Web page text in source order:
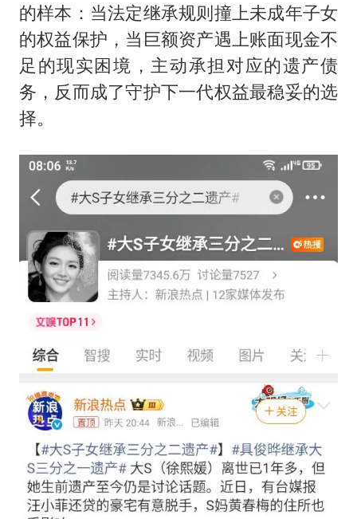
的样本：当法定继承规则撞上未成年子女
的权益保护，当巨额资产遇上账面现金不
足的现实困境，主动承担对应的遗产债
务，反而成了守护下一代权益最稳妥的选
择。